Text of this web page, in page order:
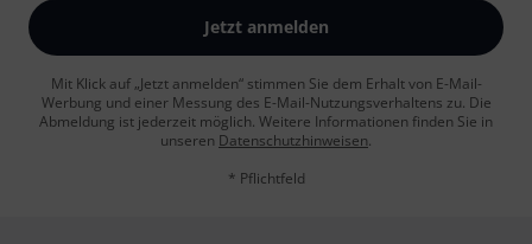
Jetzt anmelden
Mit Klick auf „Jetzt anmelden“ stimmen Sie dem Erhalt von E-Mail-
Werbung und einer Messung des E-Mail-Nutzungsverhaltens zu. Die
Abmeldung ist jederzeit möglich. Weitere Informationen finden Sie in
unseren Datenschutzhinweisen.
* Pflichtfeld